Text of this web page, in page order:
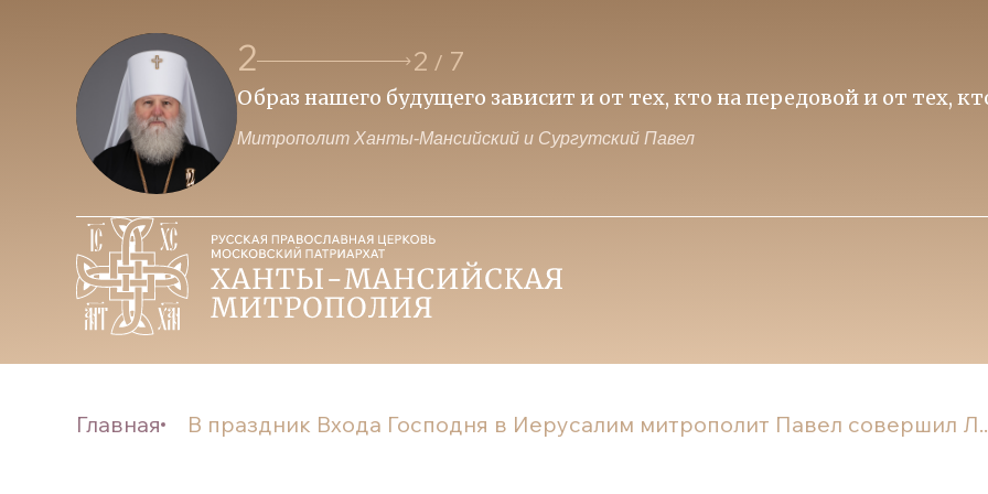
3 3 / 7
победе Приоритет духовных ценностей над идеологией потребления -
Митрополит Ханты-Мансийский и Сургутский Павел
Главная В праздник Входа Господня в Иерусалим митрополит Павел совершил